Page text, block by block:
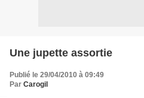
Une jupette assortie
Publié le 29/04/2010 à 09:49
Par Carogil